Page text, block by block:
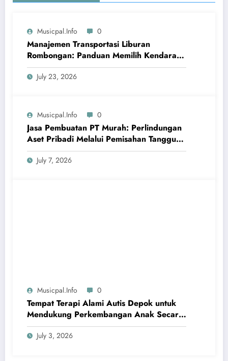
Musicpal.info 0
Manajemen Transportasi Liburan
Rombongan: Panduan Memilih Kendaraan
MPV dan Paket Petualangan Bahari
July 23, 2026
Musicpal.info 0
Jasa Pembuatan PT Murah: Perlindungan
Aset Pribadi Melalui Pemisahan Tanggung
Jawab Hukum yang Jelas
July 7, 2026
Musicpal.info 0
Tempat Terapi Alami Autis Depok untuk
Mendukung Perkembangan Anak Secara
Bertahap
July 3, 2026